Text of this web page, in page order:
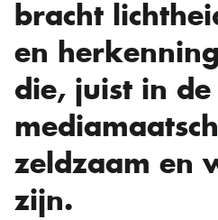
bracht
en
die, juist in de
zeldzaam en
zijn.